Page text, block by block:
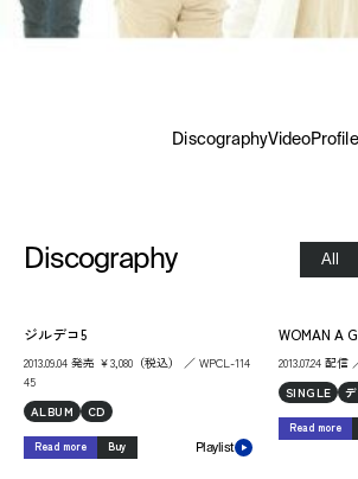
DiscographyVideoProfile
Discography
ジルデコ5
2013.09.04 発売 ￥3,080（税込） ／ WPCL-114
45
ALBUM
CD
Read more Buy Playlist
WOMAN A
2013.07.24 配信
SINGLE
Read more